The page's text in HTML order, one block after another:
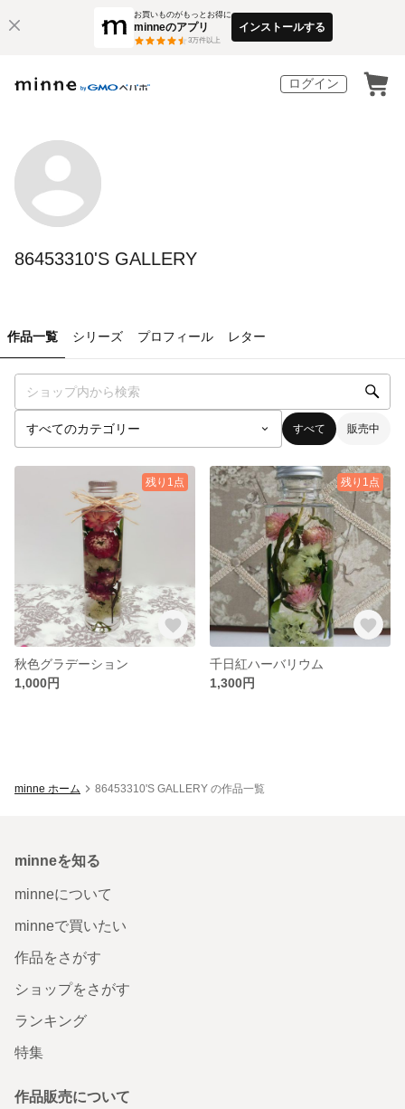
お買いものがもっとお得に
minneのアプリ
3万件以上
インストールする
ログイン
86453310'S GALLERY
作品一覧 シリーズ プロフィール レター
すべて 販売中
残り1点
秋色グラデーション
1,000円
残り1点
千日紅ハーバリウム
1,300円
minne ホーム 86453310'S GALLERY の作品一覧
minneを知る
minneについて
minneで買いたい
作品をさがす
ショップをさがす
ランキング
特集
作品販売について